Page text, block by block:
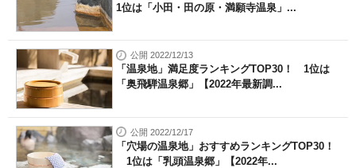
1位は「小田・田の原・満願寺温泉」...
公開 2022/12/13
「温泉地」満足度ランキングTOP30！ 1位は
「奥飛騨温泉郷」【2022年最新調...
公開 2022/12/17
「穴場の温泉地」おすすめランキングTOP30！
1位は「乳頭温泉郷」【2022年...